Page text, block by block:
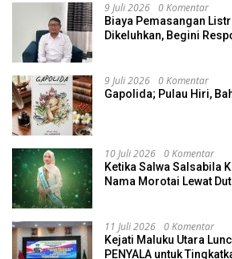
9 Juli 2026 0 Komentar
Biaya Pemasangan
Dikeluhkan, Begini
9 Juli 2026 0 Komentar
Gapolida; Pulau Hiri,
10 Juli 2026 0 Komentar
Ketika Salwa Salsabila
Nama Morotai Lewat
11 Juli 2026 0 Komentar
Kejati Maluku Utara
PENYALA untuk